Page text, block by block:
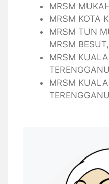
MRSM
MRSM KOTA
MRSM TUN
MRSM
MRSM
TERENGGANU
MRSM
TERENGGANU